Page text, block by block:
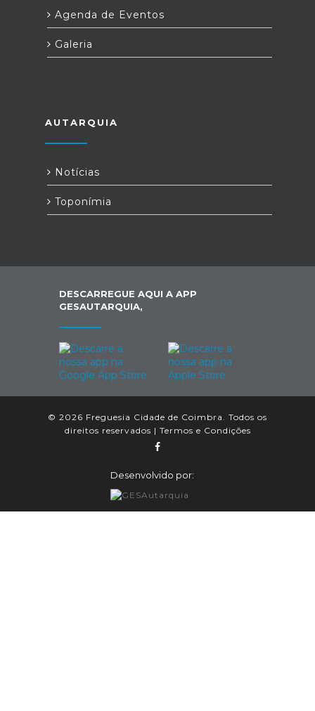
Agenda de Eventos
Galeria
AUTARQUIA
Notícias
Toponímia
DESCARREGUE AQUI A APP
GESAUTARQUIA,
© 2026 Freguesia Cidade de Coimbra. Todos os
direitos reservados | Termos e Condições
Desenvolvido por: